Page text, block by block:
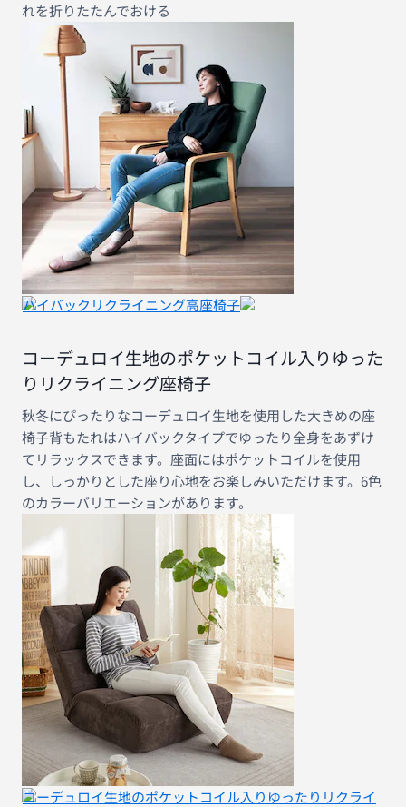
れを折りたたんでおける
ハイバックリクライニング高座椅子
コーデュロイ生地のポケットコイル入りゆった
りリクライニング座椅子
秋冬にぴったりなコーデュロイ生地を使用した大きめの座
椅子背もたれはハイバックタイプでゆったり全身をあずけ
てリラックスできます。座面にはポケットコイルを使用
し、しっかりとした座り心地をお楽しみいただけます。6色
のカラーバリエーションがあります。
コーデュロイ生地のポケットコイル入りゆったりリクライ